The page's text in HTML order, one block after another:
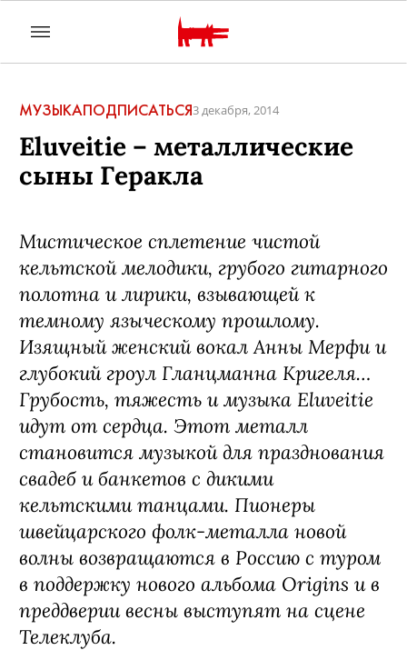
МУЗЫКАПОДПИСАТЬСЯ3 декабря, 2014
Eluveitie – металлические
сыны Геракла
Мистическое сплетение чистой
кельтской мелодики, грубого гитарного
полотна и лирики, взывающей к
темному языческому прошлому.
Изящный женский вокал Анны Мерфи и
глубокий гроул Гланцманна Кригеля…
Грубость, тяжесть и музыка Eluveitie
идут от сердца. Этот металл
становится музыкой для празднования
свадеб и банкетов с дикими
кельтскими танцами. Пионеры
швейцарского фолк-металла новой
волны возвращаются в Россию с туром
в поддержку нового альбома Origins и в
преддверии весны выступят на сцене
Телеклуба.